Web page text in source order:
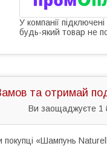
У компанії
будь-який товар не
та отримай
Ви заощаджуєте 1
«Шампунь